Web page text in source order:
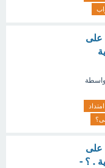
على
امتداد
على
. ؟ -